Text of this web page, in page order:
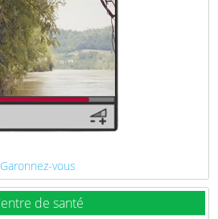
Garonnez-vous
de santé